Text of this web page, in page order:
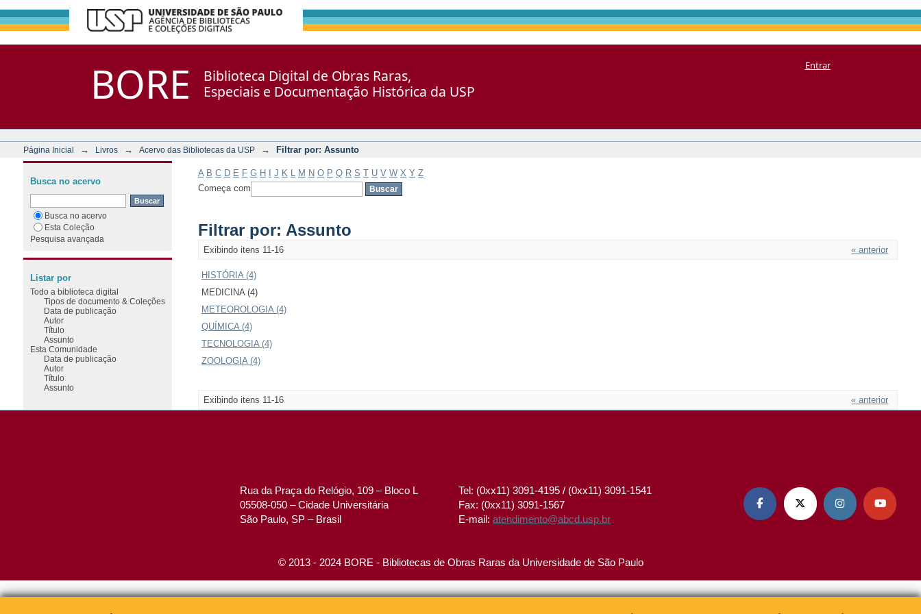
BORE
Biblioteca Digital de Obras Raras,
Especiais e Documentação Histórica da USP
Entrar
Página Inicial → Livros → Acervo das Bibliotecas da USP → Filtrar por: Assunto
A B C D E F G H J K M N O P Q R S T U V W X Y Z
Começa com
Filtrar por: Assunto
Exibindo itens 11-16 « anterior
HISTÓRIA (4)
MEDICINA (4)
METEOROLOGIA (4)
QUÍMICA (4)
TECNOLOGIA (4)
ZOOLOGIA (4)
Exibindo itens 11-16 « anterior
Busca no acervo
Busca no acervo
Esta Coleção
Pesquisa avançada
Listar por
Todo a biblioteca digital
Tipos de documento & Coleções
Data de publicação
Autor
Título
Assunto
Esta Comunidade
Data de publicação
Autor
Título
Assunto
Rua da Praça do Relógio, 109 – Bloco L
05508-050 – Cidade Universitária
São Paulo, SP – Brasil
Tel: (0xx11) 3091-4195 / (0xx11) 3091-1541
Fax: (0xx11) 3091-1567
E-mail:atendimento@abcd.usp.br
   
© 2013 - 2024 BORE - Bibliotecas de Obras Raras da Universidade de São Paulo